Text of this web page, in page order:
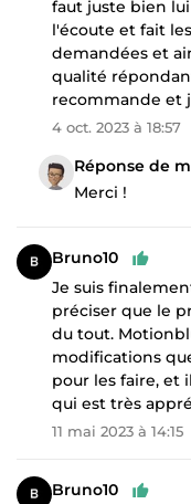
faut juste bien
l'écoute et fait
demandées et
qualité
recommande et
4 oct. 2023 à 18:57
Réponse de
Merci !
Bruno10
Je suis
préciser que le
du tout.
modifications
pour les faire, et
qui est très
11 mai 2023 à 14:15
Bruno10